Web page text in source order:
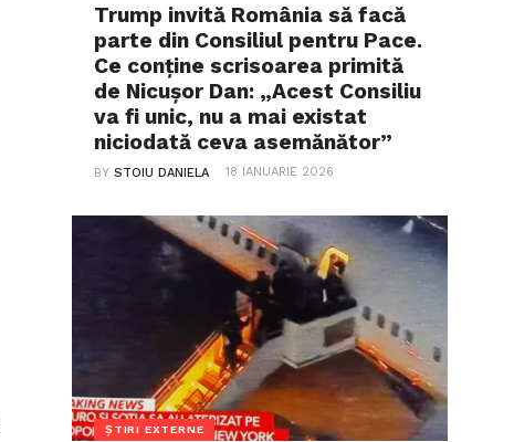
Trump invită România să facă
parte din Consiliul pentru Pace.
Ce conține scrisoarea primită
de Nicușor Dan: „Acest Consiliu
va fi unic, nu a mai existat
niciodată ceva asemănător”
BYSTOIU DANIELA 18 IANUARIE 2026
ȘTIRI EXTERNE